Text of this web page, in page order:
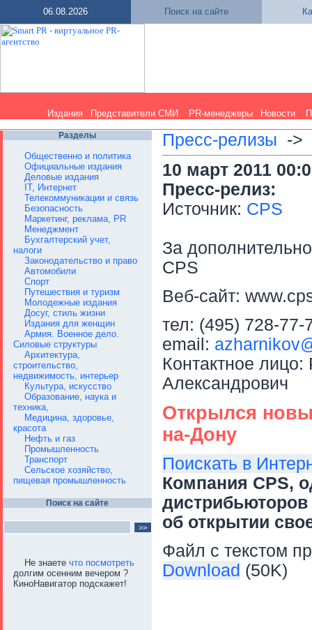
06.08.2026 Поиск на сайте
Издания Представители СМИ PR-менеджеры Новости
Разделы
Общественно и политика
Официальные издания
Деловые издания
IT, Интернет
Телекоммуникации и связь
Безопасность
Маркетинг, реклама, PR
Менеджмент
Бухгалтерский учет,
налоги
Законодательство и право
Автомобили
Спорт
Путешествия и туризм
Молодежные издания
Досуг, стиль жизни
Издания для женщин
Армия. Военное дело.
Силовые структуры
Архитектура,
строительство,
недвижимость, интерьер
Культура, искусство
Образование, наука и
техника,
Медицина, здоровье,
красота
Нефть и газ
Промышленность
Транспорт
Сельское хозяйство,
пищевая промышленность
Поиск на сайте
Не знаете что посмотреть
долгим осенним вечером ?
КиноНавигатор подскажет!
Пресс-релизы ->
10 март 2011
Пресс-релиз:
Источник: CPS
За
CPS
Веб-сайт:
тел: (495) 728-77-
email:
Контактное
Александрович
Открылся
на-Дону
Поискать в
Компания CPS,
об открытии
Файл с текстом
Download (50K)